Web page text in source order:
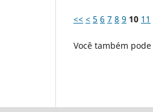
<< < 5 6 7 8 9 10 11
Você também pode